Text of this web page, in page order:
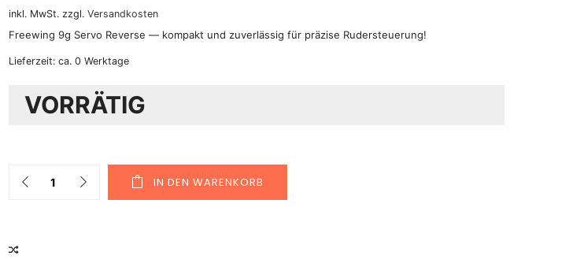
inkl. MwSt. zzgl. Versandkosten
Freewing 9g Servo Reverse — kompakt und zuverlässig für präzise Rudersteuerung!
Lieferzeit: ca. 0 Werktage
VORRÄTIG
Quantity
IN DEN WARENKORB